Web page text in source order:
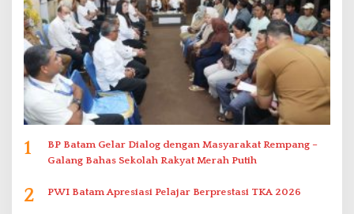
1
BP Batam Gelar Dialog dengan Masyarakat Rempang –
Galang Bahas Sekolah Rakyat Merah Putih
2 PWI Batam Apresiasi Pelajar Berprestasi TKA 2026